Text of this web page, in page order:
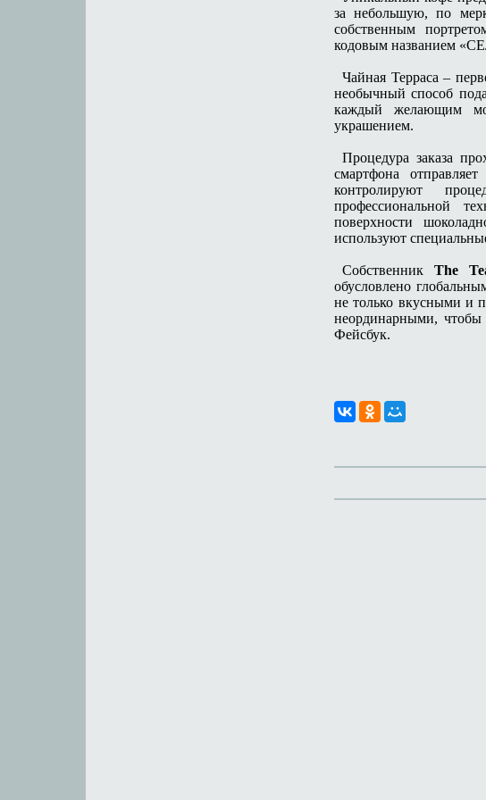
за небольшую, по
собственным
кодовым названием
Чайная Терраса –
необычный способ
каждый желающим
украшением.
Процедура заказа
смартфона
контролируют
профессиональной
поверхности
используют
СобственникThe
обусловлено
не только вкусными и
неординарными, чтобы
Фейсбук.